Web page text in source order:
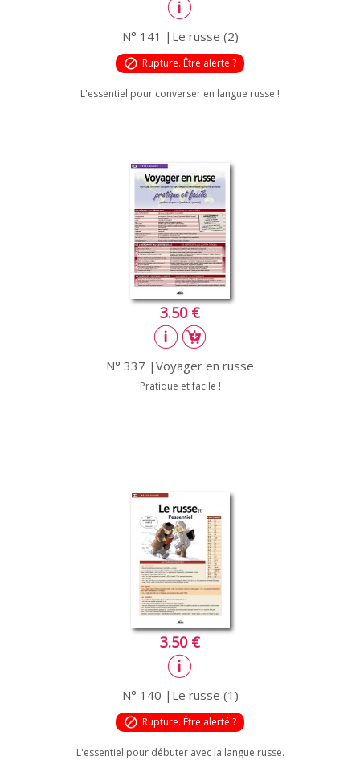
N° 141 |Le russe (2)
block Rupture. Être alerté ?
L'essentiel pour converser en langue russe !
3.50 €
N° 337 |Voyager en russe
Pratique et facile !
3.50 €
N° 140 |Le russe (1)
block Rupture. Être alerté ?
L'essentiel pour débuter avec la langue russe.